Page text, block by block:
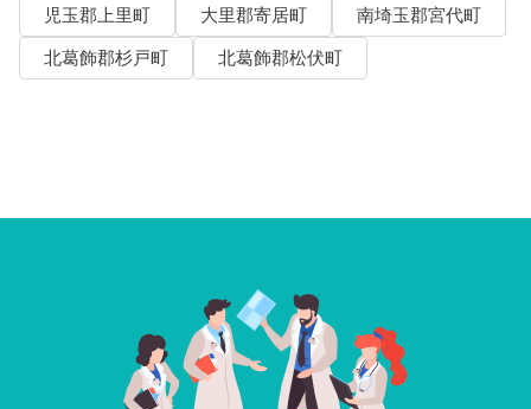
児玉郡上里町
大里郡寄居町
南埼玉郡宮代町
北葛飾郡杉戸町
北葛飾郡松伏町